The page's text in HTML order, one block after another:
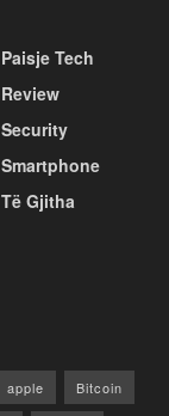
Paisje Tech
Review
Security
Smartphone
Të Gjitha
apple Bitcoin